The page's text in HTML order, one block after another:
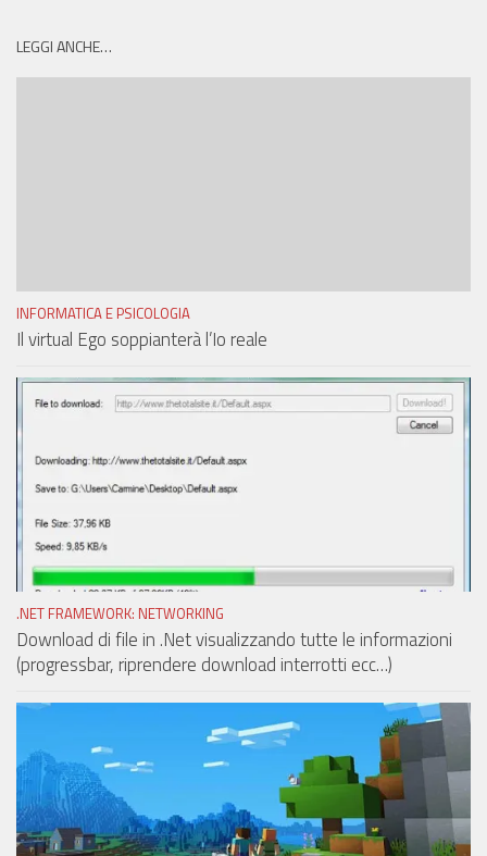
LEGGI ANCHE…
INFORMATICA E PSICOLOGIA
Il virtual Ego soppianterà l’Io reale
.NET FRAMEWORK: NETWORKING
Download di file in .Net visualizzando tutte le informazioni
(progressbar, riprendere download interrotti ecc…)